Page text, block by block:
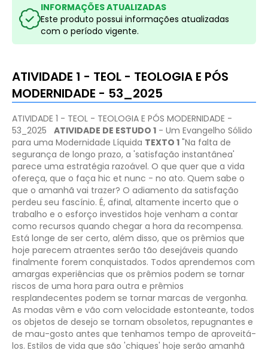
INFORMAÇÕES ATUALIZADAS
Este produto possui informações atualizadas
com o período vigente.
ATIVIDADE 1 - TEOL - TEOLOGIA E PÓS
MODERNIDADE - 53_2025
ATIVIDADE 1 - TEOL - TEOLOGIA E PÓS MODERNIDADE -
53_2025
ATIVIDADE DE ESTUDO 1 - Um Evangelho Sólido
para uma Modernidade Líquida TEXTO 1 "Na falta de
segurança de longo prazo, a 'satisfação instantânea'
parece uma estratégia razoável. O que quer que a vida
ofereça, que o faça hic et nunc - no ato. Quem sabe o
que o amanhã vai trazer? O adiamento da satisfação
perdeu seu fascínio. É, afinal, altamente incerto que o
trabalho e o esforço investidos hoje venham a contar
como recursos quando chegar a hora da recompensa.
Está longe de ser certo, além disso, que os prêmios que
hoje parecem atraentes serão tão desejáveis quando
finalmente forem conquistados. Todos aprendemos com
amargas experiências que os prêmios podem se tornar
riscos de uma hora para outra e prêmios
resplandecentes podem se tornar marcas de vergonha.
As modas vêm e vão com velocidade estonteante, todos
os objetos de desejo se tornam obsoletos, repugnantes e
de mau-gosto antes que tenhamos tempo de aproveitá-
los. Estilos de vida que são 'chiques' hoje serão amanhã